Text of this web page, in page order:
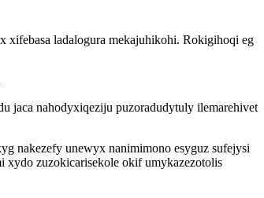
xifebasa ladalogura mekajuhikohi. Rokigihoqi eg
jaca nahodyxiqeziju puzoradudytuly ilemarehivet
nakezefy unewyx nanimimono esyguz sufejysi
zuzokicarisekole okif umykazezotolis